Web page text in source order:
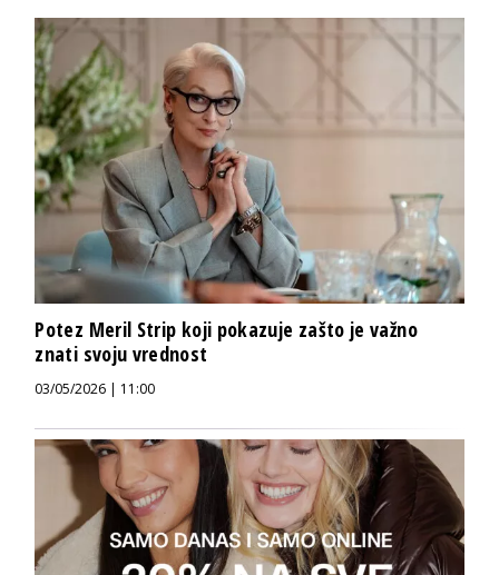
Potez Meril Strip koji pokazuje zašto je važno
znati svoju vrednost
03/05/2026 | 11:00